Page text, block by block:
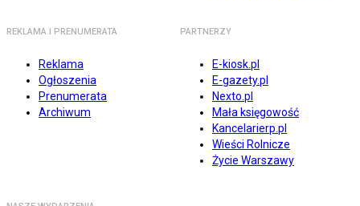
REKLAMA I PRENUMERATA
Reklama
Ogłoszenia
Prenumerata
Archiwum
PARTNERZY
E-kiosk.pl
E-gazety.pl
Nexto.pl
Mała księgowość
Kancelarierp.pl
Wieści Rolnicze
Życie Warszawy